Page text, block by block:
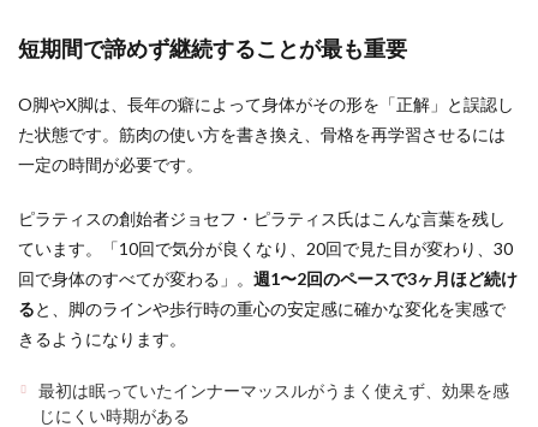
短期間で諦めず継続することが最も重要
O脚やX脚は、長年の癖によって身体がその形を「正解」と誤認し
た状態です。筋肉の使い方を書き換え、骨格を再学習させるには
一定の時間が必要です。
ピラティスの創始者ジョセフ・ピラティス氏はこんな言葉を残し
ています。「10回で気分が良くなり、20回で見た目が変わり、30
回で身体のすべてが変わる」。 週1〜2回のペースで3ヶ月ほど続け
ると、脚のラインや歩行時の重心の安定感に確かな変化を実感で
きるようになります。
最初は眠っていたインナーマッスルがうまく使えず、効果を感
じにくい時期がある